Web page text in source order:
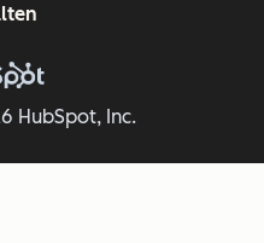
HubSpot, Inc.